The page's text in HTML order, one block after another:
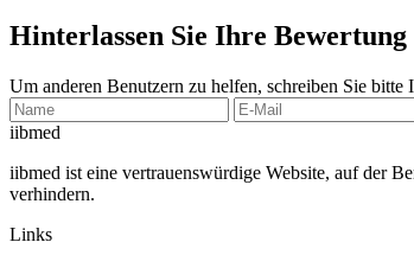
Hinterlassen Sie Ihre Bewertung
Um anderen Benutzern zu helfen, schreiben Sie
iibmed
iibmed ist eine vertrauenswürdige Website, auf der
verhindern.
Links